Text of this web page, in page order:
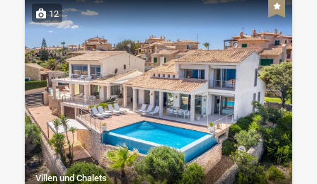
12
Villen und Chalets